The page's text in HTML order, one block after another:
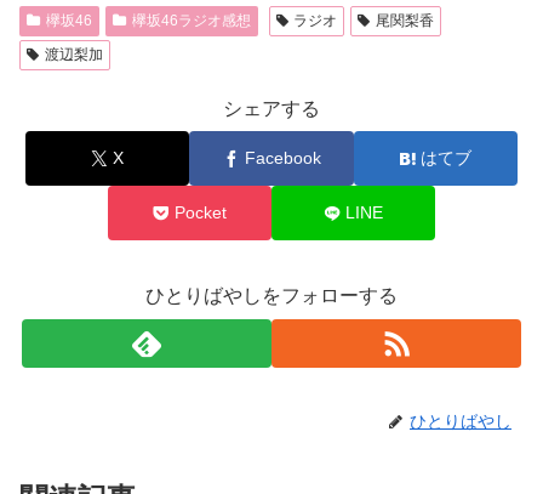
欅坂46 欅坂46ラジオ感想 ラジオ
尾関梨香
渡辺梨加
シェアする
X Facebook はてブ
Pocket LINE
ひとりばやしをフォローする
ひとりばやし